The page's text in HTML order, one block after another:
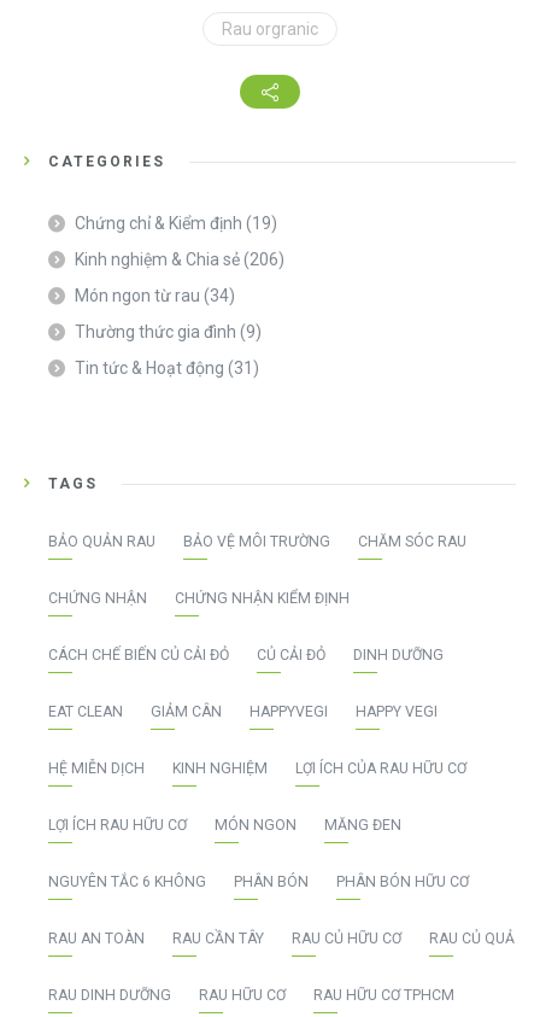
Rau orgranic
CATEGORIES
Chứng chỉ & Kiểm định (19)
Kinh nghiệm & Chia sẻ(206)
Món ngon từ rau (34)
Thường thức gia đình (9)
Tin tức & Hoạt động (31)
TAGS
BẢO QUẢN RAU BẢO VỆ MÔI TRƯỜNG CHĂM SÓC RAU
CHỨNG NHẬN CHỨNG NHẬN KIỂM ĐỊNH
CÁCH CHẾ BIẾN CỦ CẢI ĐỎ CỦ CẢI ĐỎ DINH DƯỠNG
EAT CLEAN GIẢM CÂN HAPPYVEGI HAPPY VEGI
HỆ MIỄN DỊCH KINH NGHIỆM LỢI ÍCH CỦA RAU HỮU CƠ
LỢI ÍCH RAU HỮU CƠ MÓN NGON MĂNG ĐEN
NGUYÊN TẮC 6 KHÔNG PHÂN BÓN PHÂN BÓN HỮU CƠ
RAU AN TOÀN RAU CẦN TÂY RAU CỦ HỮU CƠ RAU CỦ QUẢ
RAU DINH DƯỠNG RAU HỮU CƠ RAU HỮU CƠ TPHCM